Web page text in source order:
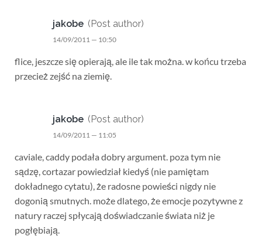
jakobe (Post author)
14/09/2011 — 10:50
flice, jeszcze się opierają, ale ile tak można. w końcu trzeba
przecież zejść na ziemię.
jakobe (Post author)
14/09/2011 — 11:05
caviale, caddy podała dobry argument. poza tym nie
sądzę, cortazar powiedział kiedyś (nie pamiętam
dokładnego cytatu), że radosne powieści nigdy nie
dogonią smutnych. może dlatego, że emocje pozytywne z
natury raczej spłycają doświadczanie świata niż je
pogłębiają.